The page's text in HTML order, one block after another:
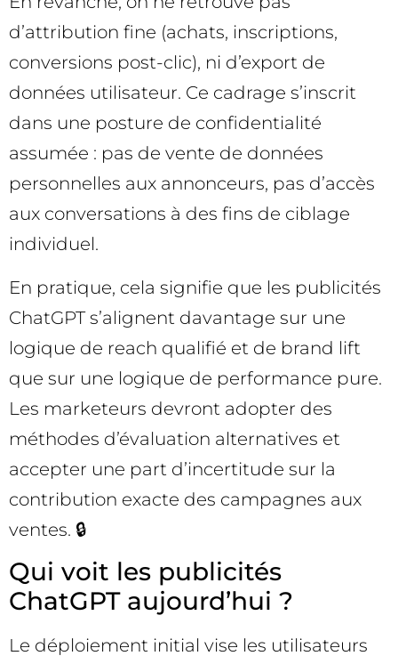
d’attribution fine (achats, inscriptions,
conversions post-clic), ni d’export de
données utilisateur. Ce cadrage s’inscrit
dans une posture de confidentialité
assumée : pas de vente de données
personnelles aux annonceurs, pas d’accès
aux conversations à des fins de ciblage
individuel.
En pratique, cela signifie que les publicités
ChatGPT s’alignent davantage sur une
logique de reach qualifié et de brand lift
que sur une logique de performance pure.
Les marketeurs devront adopter des
méthodes d’évaluation alternatives et
accepter une part d’incertitude sur la
contribution exacte des campagnes aux
ventes. 🔒
Qui voit les publicités
ChatGPT aujourd’hui ?
Le déploiement initial vise les utilisateurs